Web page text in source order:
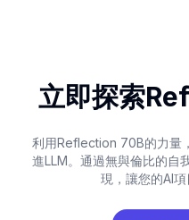
立即探索
利用Reflection 70B的力量
進LLM。通過無與倫比的自
現，讓您的AI項